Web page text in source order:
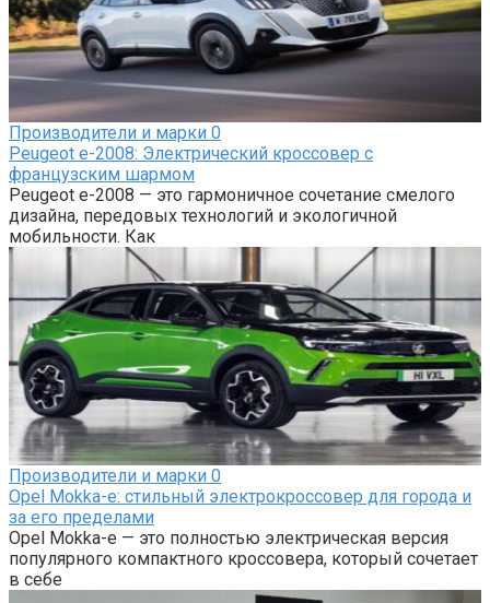
Производители и марки 0
Peugeot e-2008: Электрический кроссовер с
французским шармом
Peugeot e-2008 — это гармоничное сочетание смелого
дизайна, передовых технологий и экологичной
мобильности. Как
Производители и марки 0
Opel Mokka-e: cтильный электрокроссовер для города и
за его пределами
Opel Mokka-e — это полностью электрическая версия
популярного компактного кроссовера, который сочетает
в себе